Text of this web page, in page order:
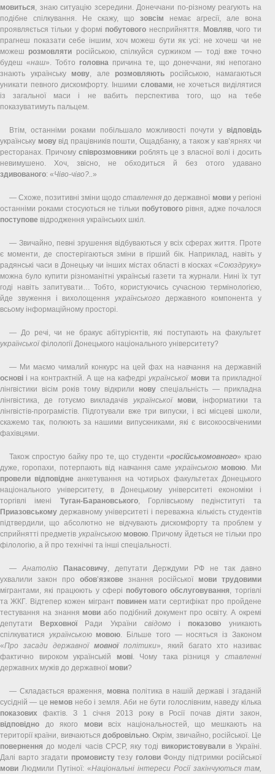
мовиться, знаю ситуацію зсередини. Донеччани по-різному реагують на
подібне спілкування. Не скажу, що зовсім немає агресії, але вона
проявляється тільки у формі побутового несприйняття. Мовляв, чого ти
прагнеш показати себе іншим, хоч можеш бути як усі: не хочеш чи не
можеш розмовляти російською, спілкуйся суржиком — тоді вже точно
будеш «наш». Тобто головнапричина те, що донеччани, які непогано
знають українську мову, але розмовляють російською, намагаються
уникати певного дискомфорту. Іншими словами, не хочеться виділятися
із загальної маси і не вабить перспектива того, що на тебе
показуватимуть пальцем.
Втім, останніми роками побільшало можливості почути у відповідь
українську мовувід працівників пошти, Ощадбанку, а також у кав’ярнях чи
ресторанах. Причомуспіврозмовники роблять це з власної волі і досить
невимушено. Хоч, звісно, не обходиться й без отого удавано
здивованого: «Чіво-чіво?..»
— Схоже, позитивні зміни щодоставлення до державної мовиу регіоні
останніми роками стосуються не тільки побутового рівня, адже почалося
поступове відродження українських шкіл.
— Звичайно, певні зрушення відбуваються у всіх сферах життя. Проте
є моменти, де спостерігаються зміни в гірший бік. Наприклад, навіть у
радянські часи в Донецьку чи інших містах області в кіосках «Союздруку»
можна було купити різноманітні українські газети та журнали. Нині їх тут
годі навіть запитувати… Тобто, користуючись сучасною термінологією,
йде звуження і вихолощенняукраїнського державного компонента у
всьому інформаційному просторі.
— До речі, чи не бракує абітурієнтів, які поступають на факультет
українськоїфілології Донецького національного університету?
— Ми маємо чималий конкурс на цей фах на навчання на державній
основі і на контрактній. А ще на кафедріукраїнської мовита прикладної
лінгвістики вісім років тому відкрили новуспеціальність — прикладна
лінгвістика, де готуємо викладачів української мови, інформатики та
лінгвістів-програмістів. Підготували вже три випуски, і всі місцеві школи,
скажемо так, полюють за нашими випускниками, які є високоосвіченими
фахівцями.
Також спростую байку про те, що студенти «російськомовного» краю
дуже, горопахи, потерпають від навчання саме українською мовою. Ми
провели відповідне анкетування на чотирьох факультетах Донецького
національного університету, в Донецькому університеті економіки і
торгівлі імені Туган-Барановського, Горлівському педінституті та
Приазовському державному університеті і переважна кількість студентів
підтвердили, що абсолютно не відчувають дискомфорту та проблем у
сприйнятті предметів українською мовою. Причому йдеться не тільки про
філологію, а й про технічні та інші спеціальності.
—Анатолію Панасовичу, депутати Держдуми РФ не так давно
ухвалили закон про обов’язкове знання російської мови трудовими
мігрантами, які працюють у сфері побутового обслуговування, торгівлі
та ЖКГ. Відтепер кожен мігрант повинен мати сертифікат про пройдене
тестування на знання мови або подібний документ про освіту. А окремі
депутати ВерховноїРади України свідомоі показово уникають
спілкуватися українською мовою. Більше того — носяться із Законом
«Про засади державної мовноїполітики», який багато хто називає
фактично вироком українській мові. Чому така різниця у ставленні
державних мужів до державної мови?
— Складається враження, мовнаполітика в нашій державі і згаданій
сусідній — це немов небо і земля. Аби не бути голослівним, наведу кілька
показових фактів. З 1 січня 2013 року в Росії почав діяти закон,
відповідно до якого мовивсіх національностей, що мешкають на
території країни, вивчаютьсядобровільно. Окрім, звичайно, російської. Це
повернення до моделі часів СРСР, яку тоді використовували в Україні.
Далі варто згадати промовистутезу головиФонду підтримки російської
мови Людмили Путіної: «Національні інтереси Росії закінчуються там,